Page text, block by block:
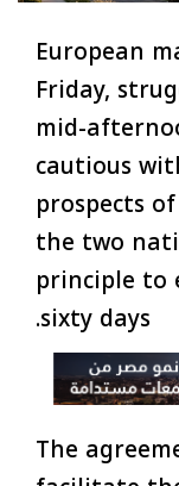
European
Friday,
mid-
cautious
prospects
the two
principle to
sixty days.
The